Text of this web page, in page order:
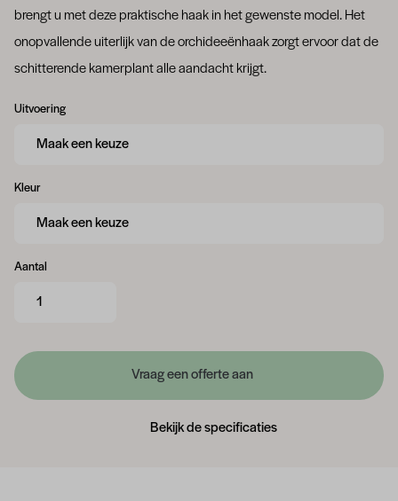
brengt u met deze praktische haak in het gewenste model. Het
onopvallende uiterlijk van de orchideeënhaak zorgt ervoor dat de
schitterende kamerplant alle aandacht krijgt.
Uitvoering
Kleur
Aantal
Vraag een offerte aan
Bekijk de specificaties